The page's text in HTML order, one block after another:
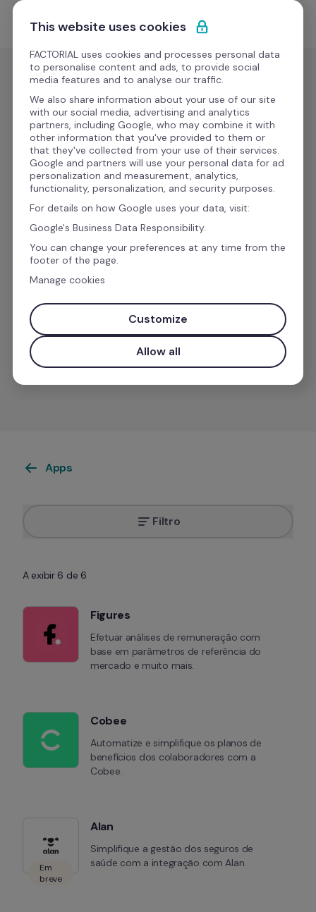
Saltar para o conteúdo
Comece grátis
Aumente a sua
produtividade com
as integrações da
Factorial
Quer incluir a sua app na nossa lista?
Apps
Filtro
A exibir 6 de 6
Figures
Efetuar análises de remuneração com
base em parâmetros de referência do
mercado e muito mais.
Cobee
Automatize e simplifique os planos de
benefícios dos colaboradores com a
Cobee.
Em
breve
Alan
Simplifique a gestão dos seguros de
saúde com a integração com Alan.
This website uses cookies
FACTORIAL uses cookies and processes personal data
to personalise content and ads, to provide social
media features and to analyse our traffic.
We also share information about your use of our site
with our social media, advertising and analytics
partners, including Google, who may combine it with
other information that you've provided to them or
that they've collected from your use of their services.
Google and partners will use your personal data for ad
personalization and measurement, analytics,
functionality, personalization, and security purposes.
For details on how Google uses your data, visit:
Google's Business Data Responsibility.
You can change your preferences at any time from the
footer of the page.
Manage cookies
Customize
Allow all